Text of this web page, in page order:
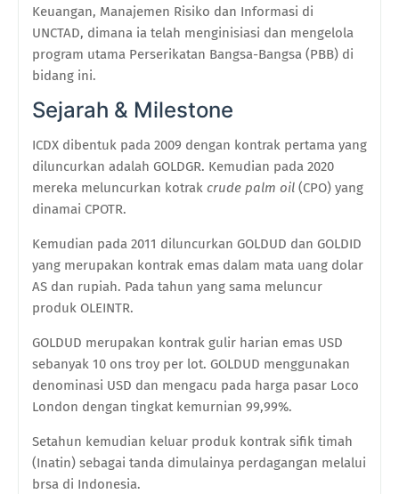
Keuangan, Manajemen Risiko dan Informasi di
UNCTAD, dimana ia telah menginisiasi dan mengelola
program utama Perserikatan Bangsa-Bangsa (PBB) di
bidang ini.
Sejarah & Milestone
ICDX dibentuk pada 2009 dengan kontrak pertama yang
diluncurkan adalah GOLDGR. Kemudian pada 2020
mereka meluncurkan kotrak crude palm oil (CPO) yang
dinamai CPOTR.
Kemudian pada 2011 diluncurkan GOLDUD dan GOLDID
yang merupakan kontrak emas dalam mata uang dolar
AS dan rupiah. Pada tahun yang sama meluncur
produk OLEINTR.
GOLDUD merupakan kontrak gulir harian emas USD
sebanyak 10 ons troy per lot. GOLDUD menggunakan
denominasi USD dan mengacu pada harga pasar Loco
London dengan tingkat kemurnian 99,99%.
Setahun kemudian keluar produk kontrak sifik timah
(Inatin) sebagai tanda dimulainya perdagangan melalui
brsa di Indonesia.